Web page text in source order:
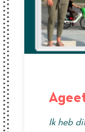
Ik heb